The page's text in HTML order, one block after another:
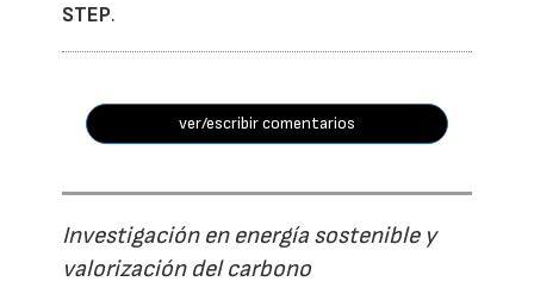
STEP.
ver/escribir comentarios
Investigación en energía sostenible y
valorización del carbono